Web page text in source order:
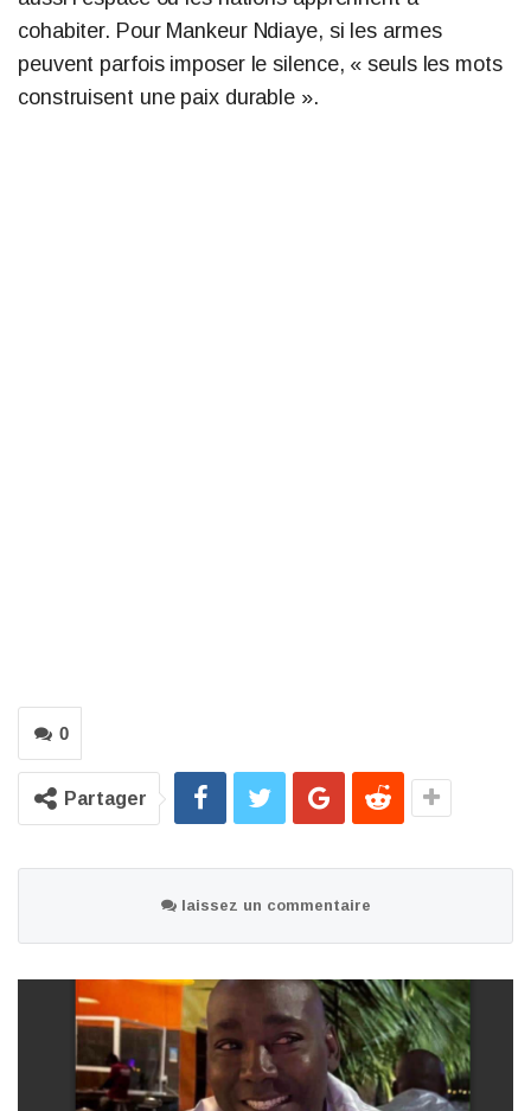
cohabiter. Pour Mankeur Ndiaye, si les armes
peuvent parfois imposer le silence, « seuls les mots
construisent une paix durable ».
0
Partager
laissez un commentaire